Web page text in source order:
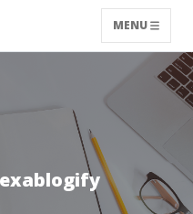
MENU